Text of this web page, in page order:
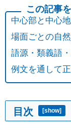
中心部と中心
場面ごとの自
語源・類義語
例文を通して
目次 [show]